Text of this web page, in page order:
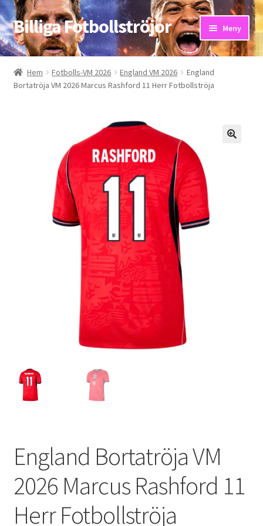
Hoppa
till
navigering
Hoppa
till
innehåll
Billiga Fotbollströjor Meny
Hem
Bloggar
Kontakta oss
Mitt konto
Hem Fotbolls-VM 2026 England VM 2026
England
Bortatröja VM 2026 Marcus Rashford 11 Herr Fotbollströja
England Bortatröja VM
2026 Marcus Rashford 11
Herr Fotbollströja